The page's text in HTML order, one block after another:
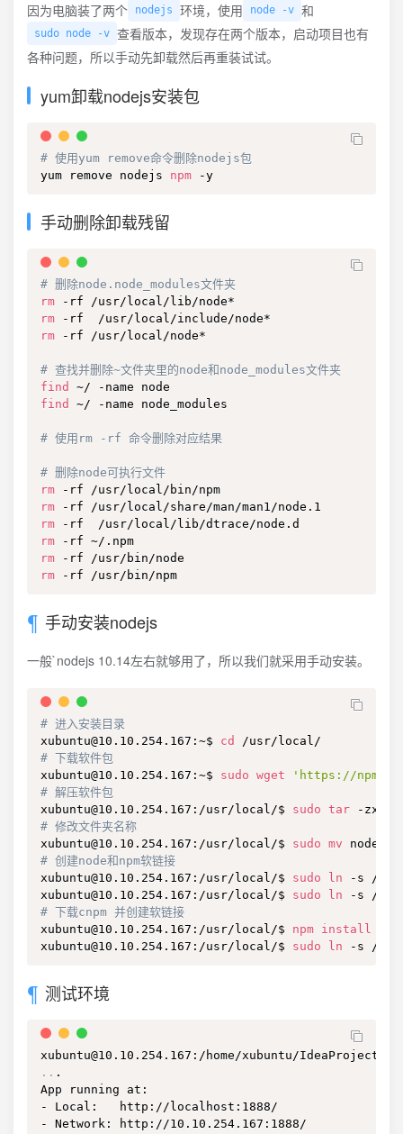
因为电脑装了两个 nodejs 环境，使用 node -v 和
sudo node -v 查看版本，发现存在两个版本，启动项目也有
各种问题，所以手动先卸载然后再重装试试。
yum卸载nodejs安装包
# 使用yum remove命令删除nodejs包
yum remove nodejs npm -y
手动删除卸载残留
# 删除node.node_modules文件夹
rm
rm
rm -rf /usr/local/node*
# 查找并删除~文件夹里的node和node_modules文件夹
find
find
~/ -name node_modules
# 使用rm -rf 命令删除对应结果
# 删除node可执行文件
rm
rm
rm
rm
rm
rm -rf /usr/bin/npm
手动安装nodejs
一般`nodejs 10.14左右就够用了，所以我们就采用手动安装。
# 进入安装目录
xubuntu@10.10.254.167:~$ cd
# 下载软件包
xubuntu@10.10.254.167:~$ sudo wget
'https://
# 解压软件包
xubuntu@10.10.254.167:/usr/local/$ sudo tar
# 修改文件夹名称
xubuntu@10.10.254.167:/usr/local/$ sudo mv
# 创建node和npm软链接
xubuntu@10.10.254.167:/usr/local/$ sudo ln -s /
xubuntu@10.10.254.167:/usr/local/$ sudo
ln
# 下载cnpm 并创建软链接
xubuntu@10.10.254.167:/usr/local/$ npm install
xubuntu@10.10.254.167:/usr/local/$ sudo ln -s /
测试环境
xubuntu@10.10.254.167:/home/xubuntu/
.. .
App running at:
- Local:   http://localhost:1888/
- Network: http://10.10.254.167:1888/